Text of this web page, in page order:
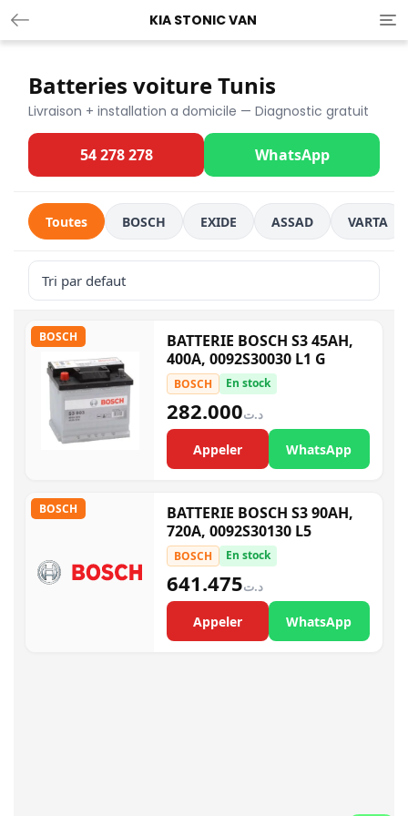
KIA STONIC VAN
Batteries voiture Tunis
Livraison + installation a domicile — Diagnostic gratuit
54 278 278 WhatsApp
Toutes BOSCH EXIDE ASSAD VARTA
BOSCH
BATTERIE BOSCH S3 45AH,
400A, 0092S30030 L1 G
BOSCH En stock
د.ت282.000
Appeler WhatsApp
BOSCH
BATTERIE BOSCH S3 90AH,
720A, 0092S30130 L5
BOSCH En stock
د.ت641.475
Appeler WhatsApp